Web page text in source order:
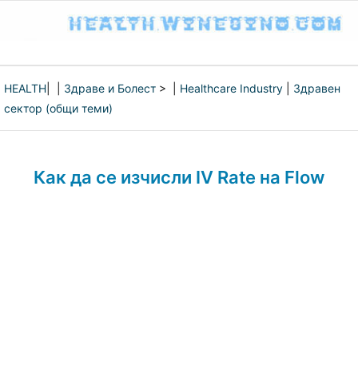
HEALTH Здраве и Болест > | Healthcare Industry
Здравен
сектор (общи теми)
Как да се изчисли IV Rate на Flow